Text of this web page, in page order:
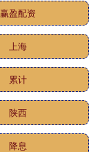
赢盈配资
上海
累计
陕西
降息